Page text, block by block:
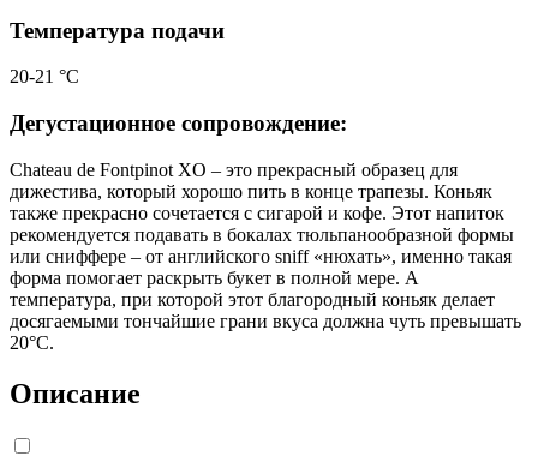
Температура подачи
20-21 °C
Дегустационное сопровождение:
Chateau de Fontpinot XO – это прекрасный образец для
дижестива, который хорошо пить в конце трапезы. Коньяк
также прекрасно сочетается с сигарой и кофе. Этот напиток
рекомендуется подавать в бокалах тюльпанообразной формы
или сниффере – от английского sniff «нюхать», именно такая
форма помогает раскрыть букет в полной мере. А
температура, при которой этот благородный коньяк делает
досягаемыми тончайшие грани вкуса должна чуть превышать
20°С.
Описание